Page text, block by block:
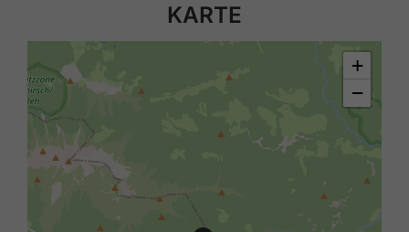
KARTE
+
−